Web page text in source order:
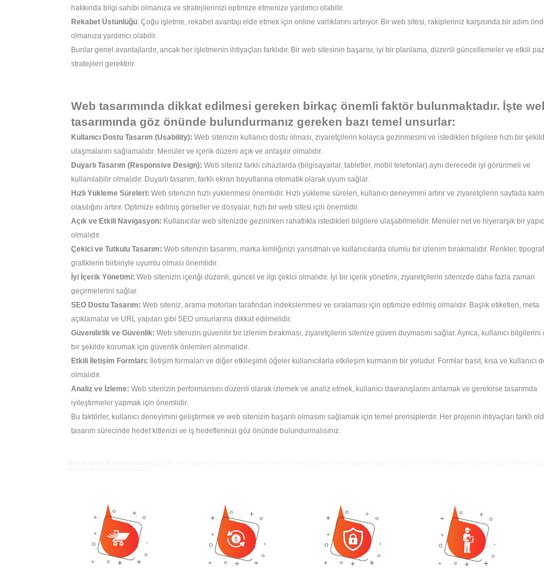
hakkında bilgi sahibi olmanıza ve stratejilerinizi optimize etmenize yardımcı olabilir.
Rekabet Üstünlüğü: Çoğu işletme, rekabet avantajı elde etmek için online varlıklarını artırıyor. Bir web sitesi, rakipleriniz karşısında bir adım
olmanıza yardımcı olabilir.
Bunlar genel avantajlardır, ancak her işletmenin ihtiyaçları farklıdır. Bir web sitesinin başarısı, iyi bir planlama, düzenli güncellemeler ve etkili
stratejileri gerektirir.
Web tasarımında dikkat edilmesi gereken birkaç önemli faktör bulunmaktadır. İşte
tasarımında göz önünde bulundurmanız gereken bazı temel unsurlar:
Kullanıcı Dostu Tasarım (Usability): Web sitenizin kullanıcı dostu olması, ziyaretçilerin kolayca gezinmesini ve istedikleri bilgilere hızlı bir
ulaşmalarını sağlamalıdır. Menüler ve içerik düzeni açık ve anlaşılır olmalıdır.
Duyarlı Tasarım (Responsive Design): Web siteniz farklı cihazlarda (bilgisayarlar, tabletler, mobil telefonlar) aynı derecede iyi görünmeli ve
kullanılabilir olmalıdır. Duyarlı tasarım, farklı ekran boyutlarına otomatik olarak uyum sağlar.
Hızlı Yükleme Süreleri: Web sitenizin hızlı yüklenmesi önemlidir. Hızlı yükleme süreleri, kullanıcı deneyimini artırır ve ziyaretçilerin sayfada
olasılığını artırır. Optimize edilmiş görseller ve dosyalar, hızlı bir web sitesi için önemlidir.
Açık ve Etkili Navigasyon: Kullanıcılar web sitenizde gezinirken rahatlıkla istedikleri bilgilere ulaşabilmelidir. Menüler net ve hiyerarşik bir
olmalıdır.
Çekici ve Tutkulu Tasarım: Web sitenizin tasarımı, marka kimliğinizi yansıtmalı ve kullanıcılarda olumlu bir izlenim bırakmalıdır. Renkler,
grafiklerin birbiriyle uyumlu olması önemlidir.
İyi İçerik Yönetimi: Web sitenizin içeriği düzenli, güncel ve ilgi çekici olmalıdır. İyi bir içerik yönetimi, ziyaretçilerin sitenizde daha fazla zaman
geçirmelerini sağlar.
SEO Dostu Tasarım: Web siteniz, arama motorları tarafından indekslenmesi ve sıralaması için optimize edilmiş olmalıdır. Başlık etiketleri, meta
açıklamalar ve URL yapıları gibi SEO unsurlarına dikkat edilmelidir.
Güvenilirlik ve Güvenlik: Web sitenizin güvenilir bir izlenim bırakması, ziyaretçilerin sitenize güven duymasını sağlar. Ayrıca, kullanıcı bilgilerini
bir şekilde korumak için güvenlik önlemleri alınmalıdır.
Etkili İletişim Formları: İletişim formaları ve diğer etkileşimli öğeler kullanıcılarla etkileşim kurmanın bir yoludur. Formlar basit, kısa ve kullanıcı
olmalıdır.
Analiz ve İzleme: Web sitenizin performansını düzenli olarak izlemek ve analiz etmek, kullanıcı davranışlarını anlamak ve gerekirse tasarımda
iyileştirmeler yapmak için önemlidir.
Bu faktörler, kullanıcı deneyimini geliştirmek ve web sitenizin başarılı olmasını sağlamak için temel prensiplerdir. Her projenin ihtiyaçları farklı
tasarım sürecinde hedef kitlenizi ve iş hedeflerinizi göz önünde bulundurmalısınız.